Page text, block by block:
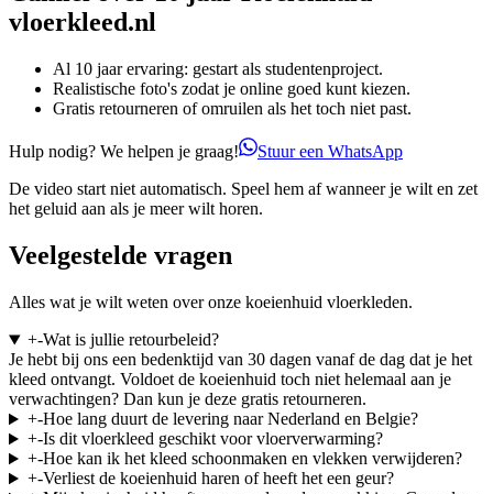
vloerkleed.nl
Al 10 jaar ervaring: gestart als studentenproject.
Realistische foto's zodat je online goed kunt kiezen.
Gratis retourneren of omruilen als het toch niet past.
Hulp nodig? We helpen je graag!
Stuur een WhatsApp
De video start niet automatisch. Speel hem af wanneer je wilt en zet
het geluid aan als je meer wilt horen.
Veelgestelde vragen
Alles wat je wilt weten over onze koeienhuid vloerkleden.
+-Wat is jullie retourbeleid?
Je hebt bij ons een bedenktijd van 30 dagen vanaf de dag dat je het
kleed ontvangt. Voldoet de koeienhuid toch niet helemaal aan je
verwachtingen? Dan kun je deze gratis retourneren.
+-Hoe lang duurt de levering naar Nederland en Belgie?
+-Is dit vloerkleed geschikt voor vloerverwarming?
+-Hoe kan ik het kleed schoonmaken en vlekken verwijderen?
+-Verliest de koeienhuid haren of heeft het een geur?